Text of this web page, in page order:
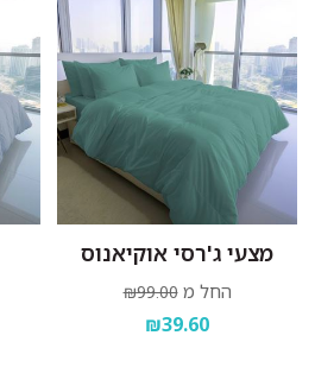
מצעי ג'רסי אוקיאנוס
החל מ ₪99.00
₪39.60